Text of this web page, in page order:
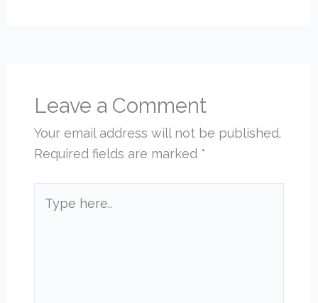
Leave a Comment
Your email address will not be published.
Required fields are marked *
here..